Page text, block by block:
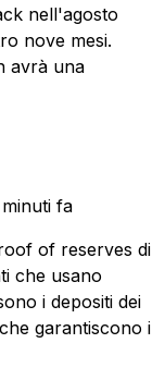
nell'agosto
nove mesi.
avrà una
fa
of reserves di
che usano
i depositi dei
garantiscono i